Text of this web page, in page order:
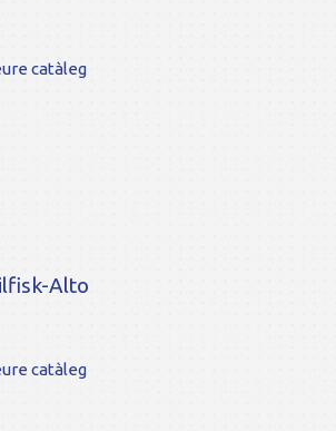
catàleg
Alto
catàleg